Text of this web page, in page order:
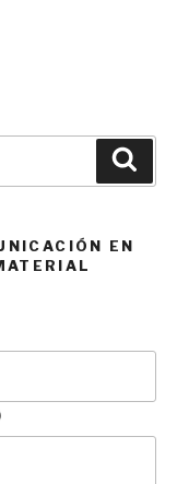
EN